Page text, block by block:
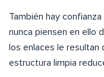
También hay
nunca piensen en ello
los enlaces le
estructura limpia